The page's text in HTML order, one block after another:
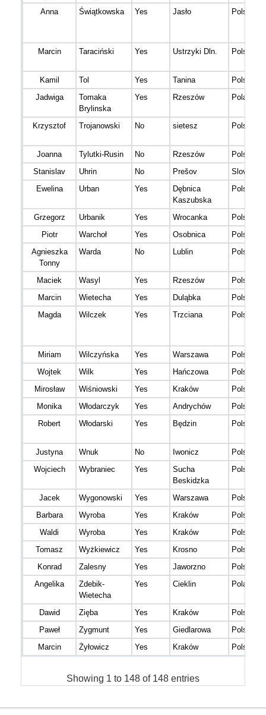
Anna
Świątkowska Yes Jasło Polska
Marcin Taraciński Yes Ustrzyki Dln. Polska
Kamil Tol Yes Tanina
Polska
Jadwiga
Tomaka
Brylinska
Yes Rzeszów Poland
Krzysztof Trojanowski No sietesz Polska
Joanna Tylutki-Rusin No Rzeszów
Polska
Stanislav
Uhrin No Prešov
Ewelina
Urban Yes
Dębnica
Kaszubska
Polska
Grzegorz Urbanik Yes Wrocanka
Polska
Piotr
Warchoł Yes Osobnica
Polska
Agnieszka
Tonny
Warda No Lublin Polska
Maciek Wasyl Yes Rzeszów
Polska
Marcin
Wietecha Yes Duląbka
Polska
Magda
Wilczek Yes Trzciana Polska
Miriam Wilczyńska Yes Warszawa
Polska
Wojtek
Wilk Yes Hańczowa
Polska
Mirosław
Wiśniowski Yes Kraków
Polska
Monika
Włodarczyk Yes Andrychów
Polska
Robert
Włodarski Yes Będzin Polska
Justyna Wnuk No Iwonicz
Polska
Wojciech
Wybraniec Yes
Sucha
Beskidzka
Polska
Jacek Wygonowski Yes Warszawa
Polska
Barbara
Wyroba Yes Kraków
Polska
Waldi
Wyroba Yes Kraków
Polska
Tomasz
Wyżkiewicz Yes Krosno
Polska
Konrad
Zalesny Yes Jaworzno
Polska
Angelika
Zdebik-
Wietecha
Yes Cieklin Poland
Dawid Zięba Yes Kraków
Polska
Paweł
Zygmunt Yes Giedlarowa
Polska
Marcin
Żyłowicz Yes Kraków Polska
Showing 1 to 148 of 148 entries